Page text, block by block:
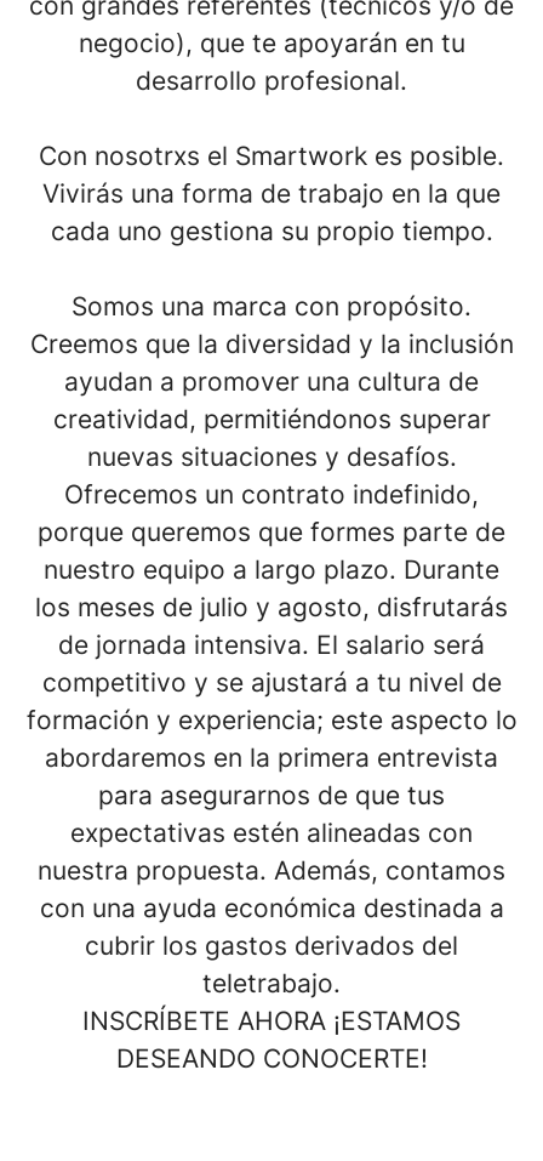
negocio), que te apoyarán en tu
desarrollo profesional.
Con nosotrxs el Smartwork es posible.
Vivirás una forma de trabajo en la que
cada uno gestiona su propio tiempo.
Somos una marca con propósito.
Creemos que la diversidad y la inclusión
ayudan a promover una cultura de
creatividad, permitiéndonos superar
nuevas situaciones y desafíos.
Ofrecemos un contrato indefinido,
porque queremos que formes parte de
nuestro equipo a largo plazo. Durante
los meses de julio y agosto, disfrutarás
de jornada intensiva. El salario será
competitivo y se ajustará a tu nivel de
formación y experiencia; este aspecto lo
abordaremos en la primera entrevista
para asegurarnos de que tus
expectativas estén alineadas con
nuestra propuesta. Además, contamos
con una ayuda económica destinada a
cubrir los gastos derivados del
teletrabajo.
INSCRÍBETE AHORA ¡ESTAMOS
DESEANDO CONOCERTE!